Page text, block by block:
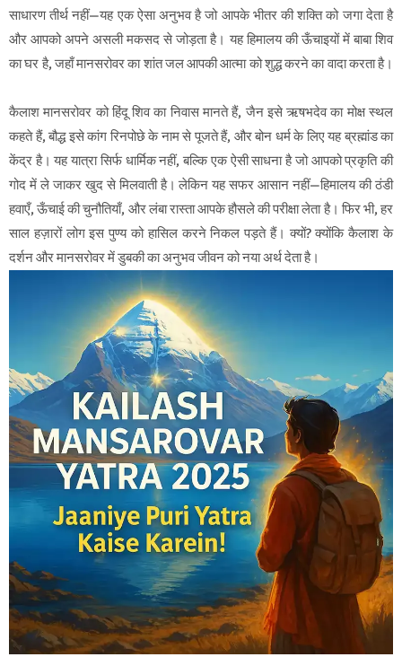
साधारण तीर्थ नहीं—यह एक ऐसा अनुभव है जो आपके भीतर की शक्ति को जगा देता है
और आपको अपने असली मकसद से जोड़ता है। यह हिमालय की ऊँचाइयों में बाबा शिव
का घर है, जहाँ मानसरोवर का शांत जल आपकी आत्मा को शुद्ध करने का वादा करता है।
कैलाश मानसरोवर को हिंदू शिव का निवास मानते हैं, जैन इसे ऋषभदेव का मोक्ष स्थल
कहते हैं, बौद्ध इसे कांग रिनपोछे के नाम से पूजते हैं, और बोन धर्म के लिए यह ब्रह्मांड का
केंद्र है। यह यात्रा सिर्फ धार्मिक नहीं, बल्कि एक ऐसी साधना है जो आपको प्रकृति की
गोद में ले जाकर खुद से मिलवाती है। लेकिन यह सफर आसान नहीं—हिमालय की ठंडी
हवाएँ, ऊँचाई की चुनौतियाँ, और लंबा रास्ता आपके हौसले की परीक्षा लेता है। फिर भी, हर
साल हज़ारों लोग इस पुण्य को हासिल करने निकल पड़ते हैं। क्यों? क्योंकि कैलाश के
दर्शन और मानसरोवर में डुबकी का अनुभव जीवन को नया अर्थ देता है।